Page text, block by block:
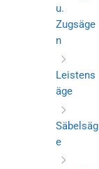
u.
Zugsäge
n
Leistens
äge
Säbelsäg
e